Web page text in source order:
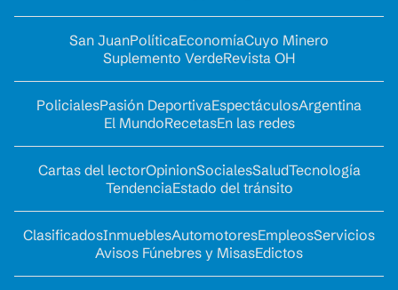
San JuanPolíticaEconomíaCuyo Minero
Suplemento VerdeRevista OH
PolicialesPasión DeportivaEspectáculosArgentina
El MundoRecetasEn las redes
Cartas del lectorOpinionSocialesSaludTecnología
TendenciaEstado del tránsito
ClasificadosInmueblesAutomotoresEmpleosServicios
Avisos Fúnebres y MisasEdictos